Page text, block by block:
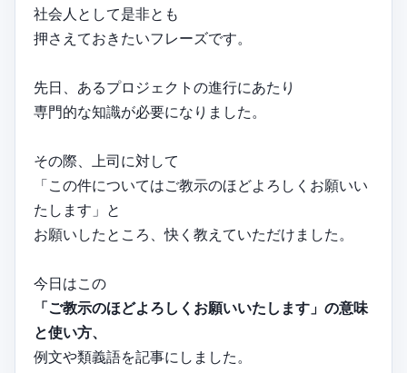
社会人として是非とも
押さえておきたいフレーズです。
先日、あるプロジェクトの進行にあたり
専門的な知識が必要になりました。
その際、上司に対して
「この件についてはご教示のほどよろしくお願いい
たします」と
お願いしたところ、快く教えていただけました。
今日はこの
「ご教示のほどよろしくお願いいたします」の意味
と使い方、
例文や類義語を記事にしました。